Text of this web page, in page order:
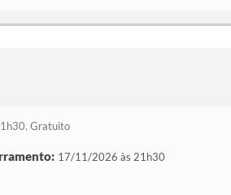
Gratuito
17/11/2026 às 21h30